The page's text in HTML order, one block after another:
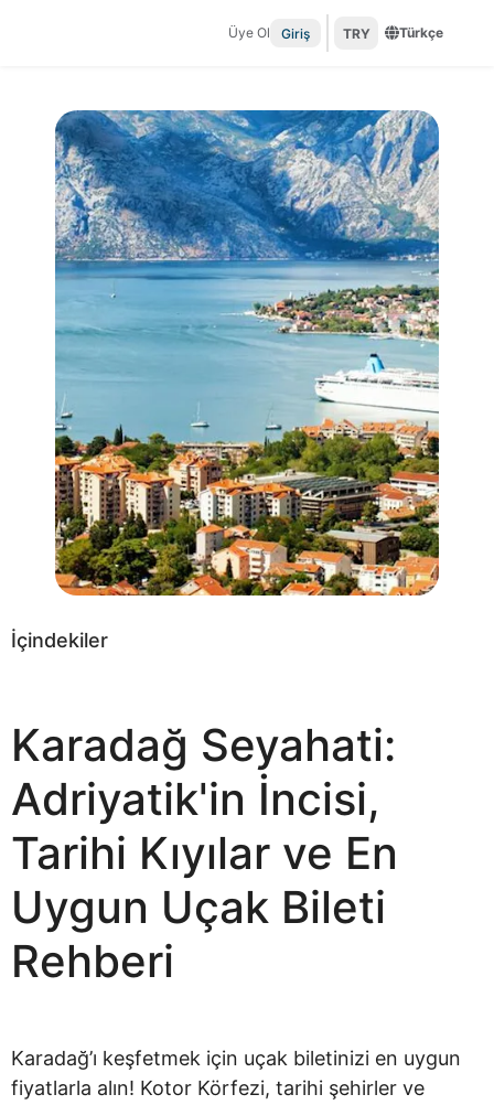
Üye Ol Giriş TRY Türkçe
İçindekiler
Karadağ Seyahati:
Adriyatik'in İncisi,
Tarihi Kıyılar ve En
Uygun Uçak Bileti
Rehberi
Karadağ’ı keşfetmek için uçak biletinizi en uygun
fiyatlarla alın! Kotor Körfezi, tarihi şehirler ve